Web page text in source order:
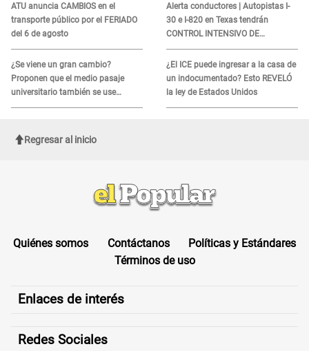
ATU anuncia CAMBIOS en el
transporte público por el FERIADO
del 6 de agosto
¿Se viene un gran cambio?
Proponen que el medio pasaje
universitario también se use
sábados, domingos y feriados
Alerta conductores | Autopistas I-
30 e I-820 en Texas tendrán
CONTROL INTENSIVO DE
SEGURIDAD: Estas serán las
HORAS CRÍTICAS
¿El ICE puede ingresar a la casa de
un indocumentado? Esto REVELÓ
la ley de Estados Unidos
Regresar al inicio
Quiénes somos Contáctanos
Políticas y Estándares
Términos de uso
Enlaces de interés
Redes Sociales